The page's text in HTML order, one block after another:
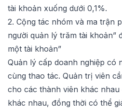
tài khoản xuống dưới 0,1%.
2. Cộng tác nhóm và ma trận
người quản lý trăm tài khoản”
một tài khoản”
Quản lý cấp doanh nghiệp có
cùng thao tác. Quản trị viên
cho các thành viên khác
khác nhau, đồng thời có thể